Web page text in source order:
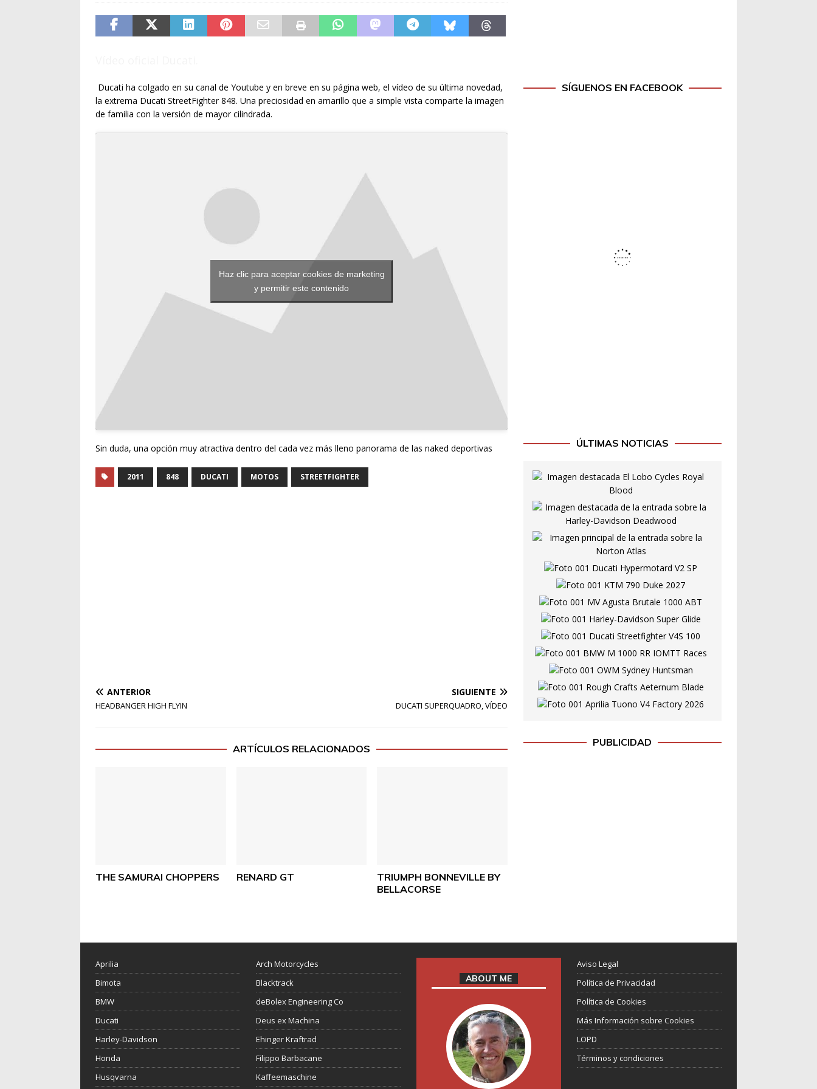
Ducati ha colgado en su canal de Youtube y en breve en su página web, el vídeo de su última novedad,
la extrema Ducati StreetFighter 848. Una preciosidad en amarillo que a simple vista comparte la imagen
de familia con la versión de mayor cilindrada.
Haz clic para aceptar cookies de marketing
y permitir este contenido
Sin duda, una opción muy atractiva dentro del cada vez más lleno panorama de las naked deportivas
2011 848 DUCATI MOTOS STREETFIGHTER
ANTERIOR
HEADBANGER HIGH FLYIN
SIGUIENTE
DUCATI SUPERQUADRO, VÍDEO
ARTÍCULOS RELACIONADOS
THE SAMURAI CHOPPERS RENARD GT
TRIUMPH BONNEVILLE BY
BELLACORSE
SÍGUENOS EN FACEBOOK
ÚLTIMAS NOTICIAS
PUBLICIDAD
Aprilia
Bimota
BMW
Ducati
Harley-Davidson
Honda
Husqvarna
Arch Motorcycles
Blacktrack
deBolex Engineering Co
Deus ex Machina
Ehinger Kraftrad
Filippo Barbacane
Kaffeemaschine
ABOUT ME
Aviso Legal
Política de Privacidad
Política de Cookies
Más Información sobre Cookies
LOPD
Términos y condiciones